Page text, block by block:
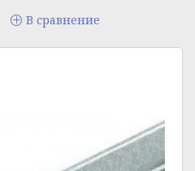
В сравнение